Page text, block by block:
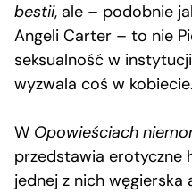
bestii, ale – podobnie
Angeli Carter – to nie
seksualność w
wyzwala coś w kobiecie.
W Opowieściach
przedstawia erotyczne
jednej z nich